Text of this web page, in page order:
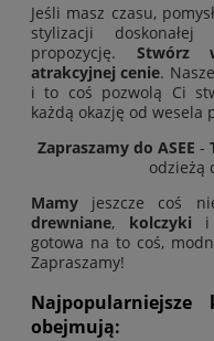
Jeśli masz czasu,
stylizacji
propozycję. Stwórz
atrakcyjnej cenie.
i to coś pozwolą Ci
każdą okazję od wesela
Zapraszamy do ASEE -
odzieżą
Mamy jeszcze coś
drewniane, kolczyki i
gotowa na to coś,
Zapraszamy!
Najpopularniejsze
obejmują: